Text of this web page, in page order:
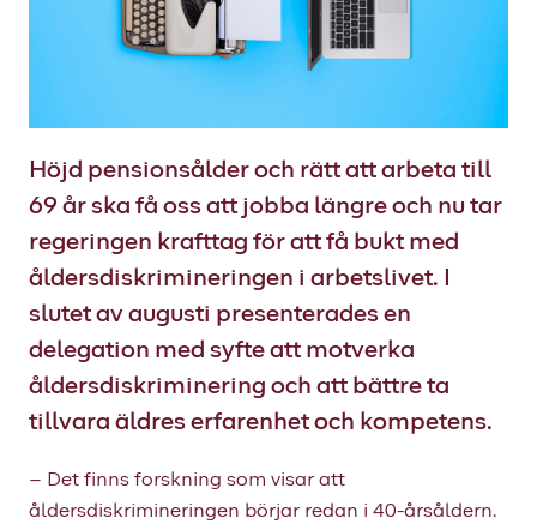
Höjd pensionsålder och rätt att arbeta till
69 år ska få oss att jobba längre och nu tar
regeringen krafttag för att få bukt med
åldersdiskrimineringen i arbetslivet. I
slutet av augusti presenterades en
delegation med syfte att motverka
åldersdiskriminering och att bättre ta
tillvara äldres erfarenhet och kompetens.
– Det finns forskning som visar att
åldersdiskrimineringen börjar redan i 40-årsåldern.